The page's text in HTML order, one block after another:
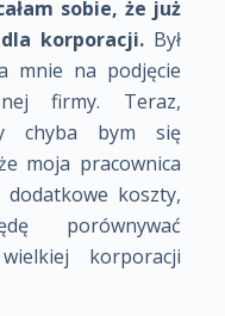
sobie, że już
korporacji. Był
mnie na podjęcie
firmy. Teraz,
chyba bym się
że moja pracownica
koszty,
porównywać
korporacji